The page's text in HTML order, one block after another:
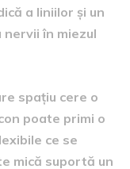
a liniilor și un
în miezul
spațiu cere o
poate primi o
ce se
mică suportă un